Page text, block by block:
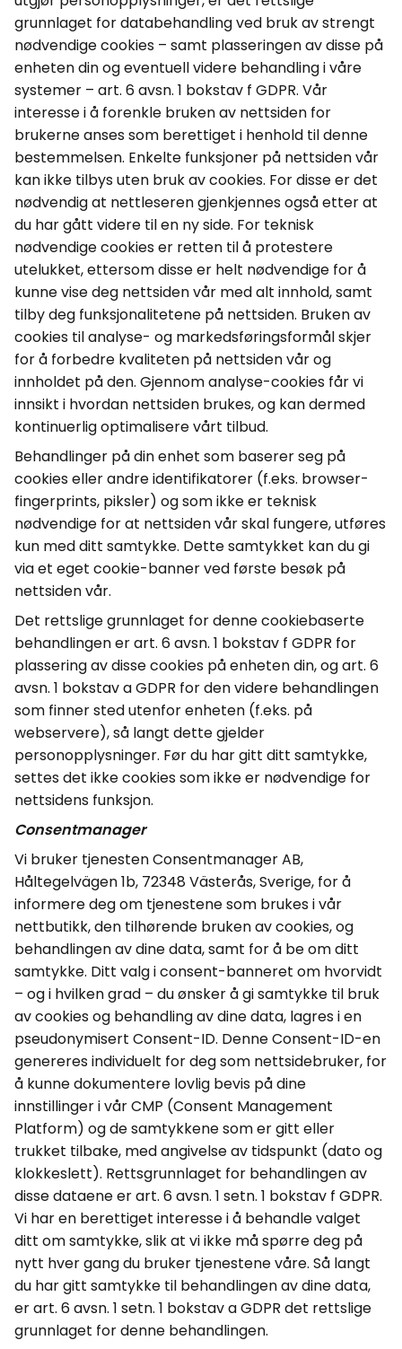
grunnlaget for databehandling ved bruk av strengt
nødvendigecookies – samt plasseringen av disse på
enheten din og eventuell videre behandling i våre
systemer – art. 6avsn. 1 bokstav f GDPR. Vår
interesse i å forenkle bruken av nettsiden for
brukerne anses som berettiget i henhold til denne
bestemmelsen. Enkelte funksjoner på nettsiden vår
kan ikke tilbys uten bruk avcookies. For disse er det
nødvendig at nettleseren gjenkjennes også etter at
du har gått videre til en ny side. For teknisk
nødvendigecookieser retten til å protestere
utelukket, ettersom disse er helt nødvendige for å
kunne vise deg nettsiden vår med alt innhold, samt
tilby deg funksjonalitetene på nettsiden. Bruken av
cookies til analyse- og markedsføringsformål skjer
for å forbedre kvaliteten på nettsiden vår og
innholdet på den. Gjennom analyse-cookies får vi
innsikt i hvordan nettsiden brukes, og kan dermed
kontinuerlig optimalisere vårt tilbud.
Behandlinger på din enhet som baserer seg på
cookieseller andre identifikatorer (f.eks. browser-
fingerprints, piksler) og som ikke er teknisk
nødvendige for at nettsiden vår skal fungere, utføres
kun med ditt samtykke. Dette samtykket kan du gi
via et eget cookie-banner ved første besøk på
nettsiden vår.
Det rettslige grunnlaget for dennecookiebaserte
behandlingen er art. 6avsn. 1 bokstav f GDPR for
plassering av dissecookies på enheten din, og art. 6
avsn. 1 bokstav a GDPR for den videre behandlingen
som finner sted utenfor enheten (f.eks. på
webservere), så langt dette gjelder
personopplysninger. Før du har gitt ditt samtykke,
settes det ikkecookiessom ikke er nødvendige for
nettsidens funksjon.
Consentmanager
Vi bruker tjenestenConsentmanagerAB,
Håltegelvägen1b, 72348 Västerås, Sverige, for å
informere deg om tjenestene som brukes i vår
nettbutikk, den tilhørende bruken avcookies, og
behandlingen av dine data, samt for å be om ditt
samtykke. Ditt valg iconsent-banneret om hvorvidt
– og i hvilken grad – du ønsker å gi samtykke til bruk
avcookiesog behandling av dine data, lagres i en
pseudonymisert Consent-ID. DenneConsent-ID-en
genereresindividuelt for deg som nettsidebruker, for
å kunne dokumentere lovlig bevis på dine
innstillinger i vår CMP (Consent Management
Platform) og de samtykkene som er gitt eller
trukket tilbake, med angivelse av tidspunkt (dato og
klokkeslett). Rettsgrunnlaget for behandlingen av
disse dataene er art. 6avsn. 1 setn. 1 bokstav f GDPR.
Vi har en berettiget interesse i å behandle valget
ditt om samtykke, slik at vi ikke må spørre deg på
nytt hver gang du bruker tjenestene våre. Så langt
du har gitt samtykke til behandlingen av dine data,
er art. 6avsn. 1 setn. 1 bokstav a GDPR det rettslige
grunnlaget for denne behandlingen.